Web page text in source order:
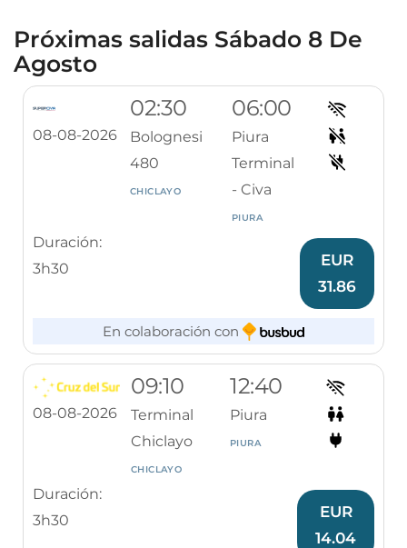
Próximas salidas Sábado 8 De
Agosto
08-08-2026
02:30
Bolognesi
480
CHICLAYO
06:00
Piura
Terminal
- Civa
PIURA
Duración:
3h30
EUR
31.86
En colaboración con
08-08-2026
09:10
Terminal
Chiclayo
CHICLAYO
12:40
Piura
PIURA
Duración:
3h30
EUR
14.04